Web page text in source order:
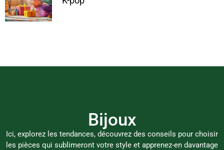
Bijoux
Ici, explorez les tendances, découvrez des conseils pour choisir
les pièces qui sublimeront votre style et apprenez-en davantage